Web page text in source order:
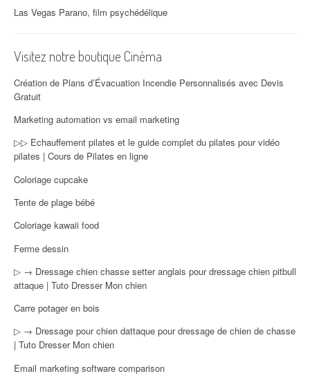
Las Vegas Parano, film psychédélique
Visitez notre boutique Cinéma
Création de Plans d’Évacuation Incendie Personnalisés avec Devis
Gratuit
Marketing automation vs email marketing
▷▷ Echauffement pilates et le guide complet du pilates pour vidéo
pilates | Cours de Pilates en ligne
Coloriage cupcake
Tente de plage bébé
Coloriage kawaii food
Ferme dessin
▷ → Dressage chien chasse setter anglais pour dressage chien pitbull
attaque | Tuto Dresser Mon chien
Carre potager en bois
▷ → Dressage pour chien dattaque pour dressage de chien de chasse
| Tuto Dresser Mon chien
Email marketing software comparison